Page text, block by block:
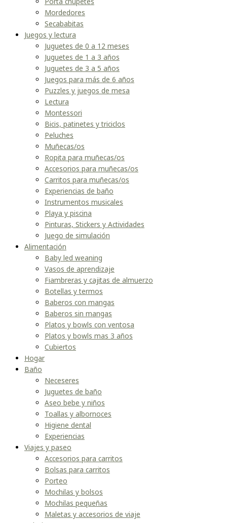
Mordedores
Secababitas
Juegos y lectura
Juguetes de 0 a 12 meses
Juguetes de 1 a 3 años
Juguetes de 3 a 5 años
Juegos para más de 6 años
Puzzles y juegos de mesa
Lectura
Montessori
Bicis, patinetes y triciclos
Peluches
Muñecas/os
Ropita para muñecas/os
Accesorios para muñecas/os
Carritos para muñecas/os
Experiencias de baño
Instrumentos musicales
Playa y piscina
Pinturas, Stickers y Actividades
Juego de simulación
Alimentación
Baby led weaning
Vasos de aprendizaje
Fiambreras y cajitas de almuerzo
Botellas y termos
Baberos con mangas
Baberos sin mangas
Platos y bowls con ventosa
Platos y bowls mas 3 años
Cubiertos
Hogar
Baño
Neceseres
Juguetes de baño
Aseo bebe y niños
Toallas y albornoces
Higiene dental
Experiencias
Viajes y paseo
Accesorios para carritos
Bolsas para carritos
Porteo
Mochilas y bolsos
Mochilas pequeñas
Maletas y accesorios de viaje